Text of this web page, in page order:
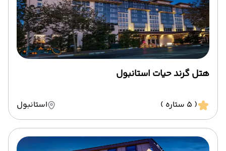
هتل گرند حیات استانبول
( 5 ستاره ) استانبول